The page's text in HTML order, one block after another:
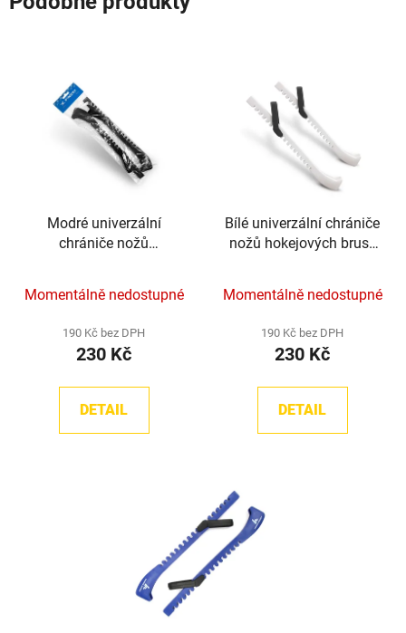
Modré univerzální
chrániče nožů
Momentálně nedostupné
190 Kč bez DPH
230 Kč
DETAIL
Bílé univerzální chrániče
nožů hokejových bruslí
Momentálně nedostupné
190 Kč bez DPH
230 Kč
DETAIL